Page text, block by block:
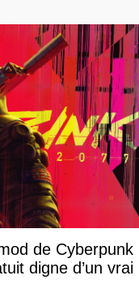
de Cyberpunk
digne d’un vrai